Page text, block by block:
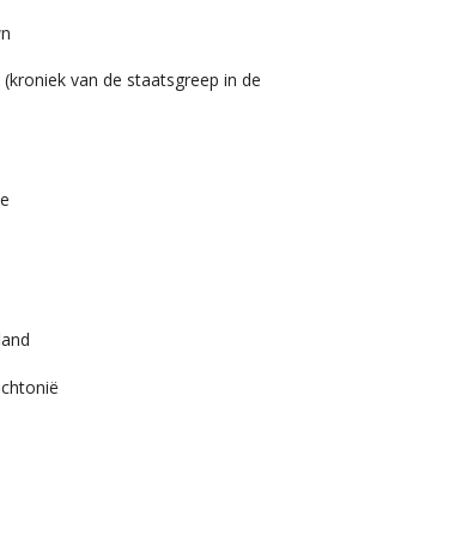
(kroniek van de staatsgreep in de